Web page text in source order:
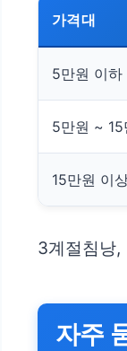
가격대
5만원 이하
5만원 ~ 15
15만원 이
3계절침낭
자주